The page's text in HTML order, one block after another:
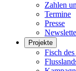
Zahlen
Termine
Presse
Projekte
Fisch des